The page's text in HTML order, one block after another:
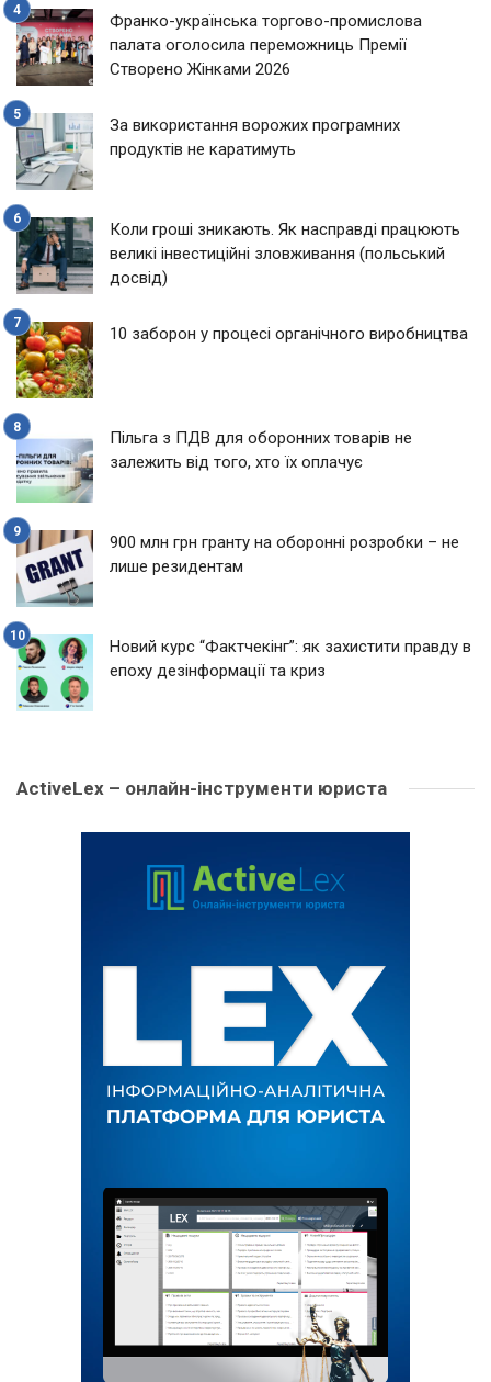
Франко-українська торгово-промислова
палата оголосила переможниць Премії
Створено Жінками 2026
За використання ворожих програмних
продуктів не каратимуть
Коли гроші зникають. Як насправді працюють
великі інвестиційні зловживання (польський
досвід)
10 заборон у процесі органічного виробництва
Пільга з ПДВ для оборонних товарів не
залежить від того, хто їх оплачує
900 млн грн гранту на оборонні розробки – не
лише резидентам
Новий курс “Фактчекінг”: як захистити правду в
епоху дезінформації та криз
ActiveLex – онлайн-інструменти юриста